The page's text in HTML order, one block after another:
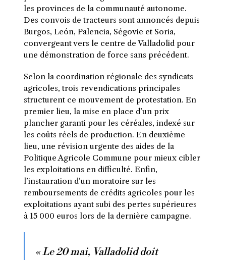
les provinces de la communauté autonome.
Des convois de tracteurs sont annoncés depuis
Burgos, León, Palencia, Ségovie et Soria,
convergeant vers le centre de Valladolid pour
une démonstration de force sans précédent.
Selon la coordination régionale des syndicats
agricoles, trois revendications principales
structurent ce mouvement de protestation. En
premier lieu, la mise en place d’un prix
plancher garanti pour les céréales, indexé sur
les coûts réels de production. En deuxième
lieu, une révision urgente des aides de la
Politique Agricole Commune pour mieux cibler
les exploitations en difficulté. Enfin,
l’instauration d’un moratoire sur les
remboursements de crédits agricoles pour les
exploitations ayant subi des pertes supérieures
à 15 000 euros lors de la dernière campagne.
« Le 20 mai, Valladolid doit